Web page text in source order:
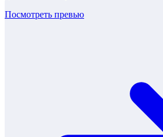
Посмотреть превью